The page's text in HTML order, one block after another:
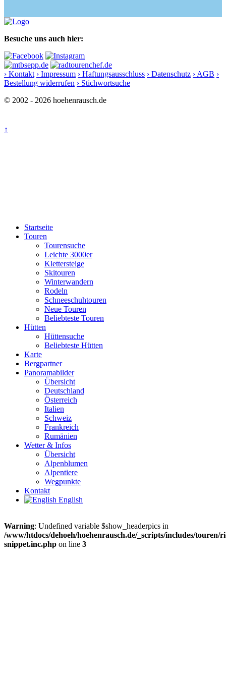
Besuche uns auch hier:
› Kontakt › Impressum › Haftungsausschluss › Datenschutz › AGB ›
Bestellung widerrufen › Stichwortsuche
© 2002 - 2026 hoehenrausch.de
↑
Startseite
Touren
Tourensuche
Leichte 3000er
Klettersteige
Skitouren
Winterwandern
Rodeln
Schneeschuhtouren
Neue Touren
Beliebteste Touren
Hütten
Hüttensuche
Beliebteste Hütten
Karte
Bergpartner
Panoramabilder
Übersicht
Deutschland
Österreich
Italien
Schweiz
Frankreich
Rumänien
Wetter & Infos
Übersicht
Alpenblumen
Alpentiere
Wegpunkte
Kontakt
English
Warning: Undefined variable $show_headerpics in
/www/htdocs/dehoeh/hoehenrausch.de/_scripts/includes/touren/
snippet.inc.php on line 3